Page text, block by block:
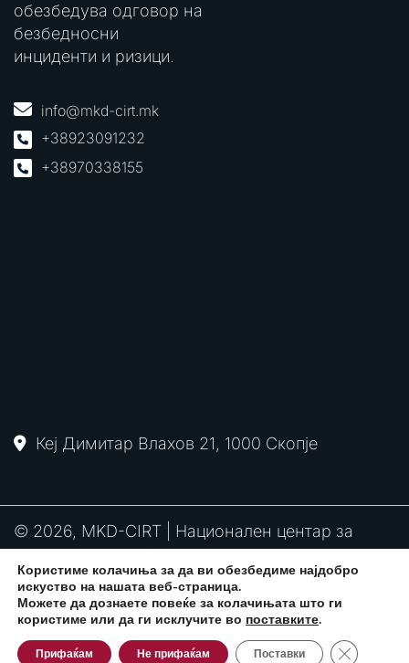
Користиме колачиња за да ви обезбедиме најдобро
искуство на нашата веб-страница.
Можете да дознаете повеќе за колачињата што ги
користиме или да ги исклучите во поставките.
Прифаќам Не прифаќам Поставки Close
обезбедува одговор на
безбедносни
инциденти и ризици.
info@mkd-cirt.mk
+38923091232
+38970338155
Кеј Димитар Влахов 21, 1000 Скопје
© 2026, MKD-CIRT | Национален центар за
одговор на компјутерски инциденти
PGP
потпис
RFC2350 Политика за привантост
Развиено од:CPP Services